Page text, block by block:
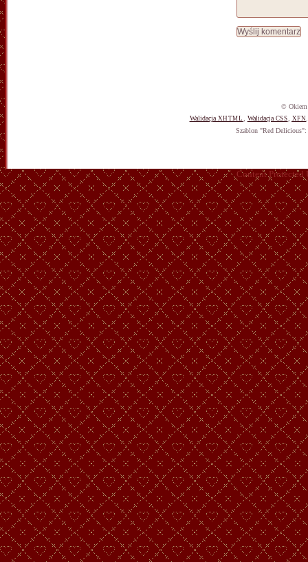
© Okiem
Walidacja XHTML Walidacja CSS XFN
Szablon "Red Delicious":
Content Protected